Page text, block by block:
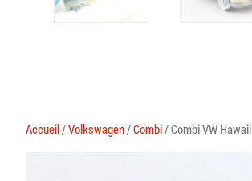
Accueil /Volkswagen/Combi/ Combi VW Hawaii